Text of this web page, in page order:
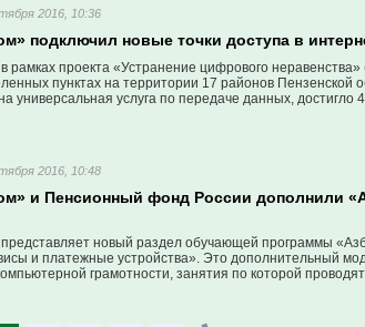
2016, 10:36
подключил новые точки доступа в
рамках проекта «Устранение цифрового
пунктах на территории 17 районов Пензенской
универсальная услуга по передаче данных, достигло
2016, 10:48
и Пенсионный фонд России дополнили
новый раздел обучающей программы
и платежные устройства». Это дополнительный
грамотности, занятия по которой